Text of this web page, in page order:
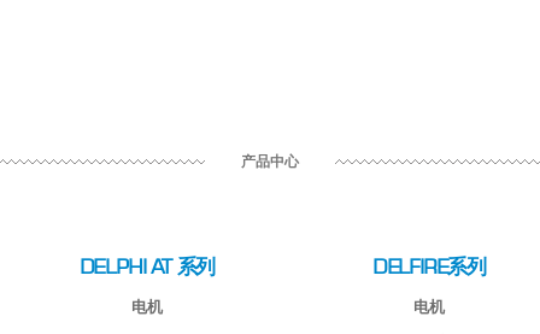
产品中心
DELPHI AT 系列
电机
DELFIRE系列
电机